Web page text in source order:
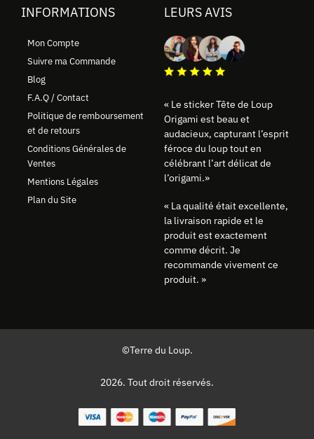
INFORMATIONS
Mon Compte
Suivre ma Commande
Blog
F.A.Q / Contact
Politique de remboursement
et de retours
Conditions Générales de
Ventes
Mentions Légales
Plan du Site
LEURS AVIS
« Le sticker Tête de Loup
Origami est beau et
audacieux, capturant l’esprit
féroce du loup tout en
célébrant l’art délicat de
l’origami.»
« La qualité était excellente,
la livraison rapide et le
produit est exactement
comme décrit. Je
recommande vivement ce
produit. »
©Terre du Loup.
2026. Tout droit réservés.